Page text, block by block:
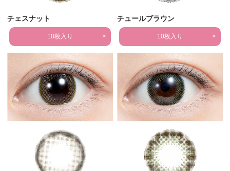
チェスナット
10枚入り
チュールブラウン
10枚入り